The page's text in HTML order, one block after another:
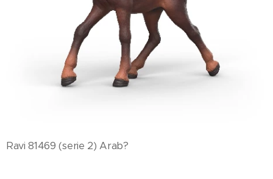
Ravi 81469 (serie 2) Arab?